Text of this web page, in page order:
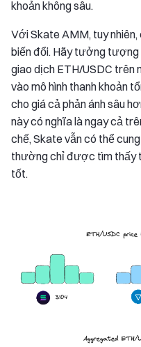
khoản không sâu.
Với Skate AMM, tuy
biến đổi. Hãy tưởng
giao dịch ETH/USDC trên
vào mô hình thanh khoản
cho giá cả phản ánh sâu
này có nghĩa là ngay cả
chế, Skate vẫn có thể
thường chỉ được tìm thấy
tốt.